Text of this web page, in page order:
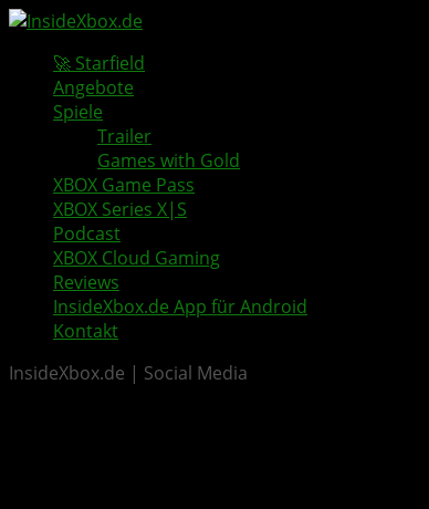
🚀 Starfield
Angebote
Spiele
Trailer
Games with Gold
XBOX Game Pass
XBOX Series X|S
Podcast
XBOX Cloud Gaming
Reviews
InsideXbox.de App für Android
Kontakt
InsideXbox.de | Social Media